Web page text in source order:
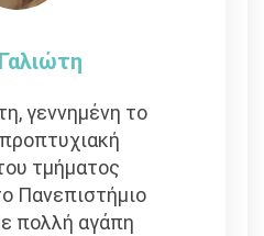
γεννημένη το
προπτυχιακή
τμήματος
Πανεπιστήμιο
πολλή αγάπη